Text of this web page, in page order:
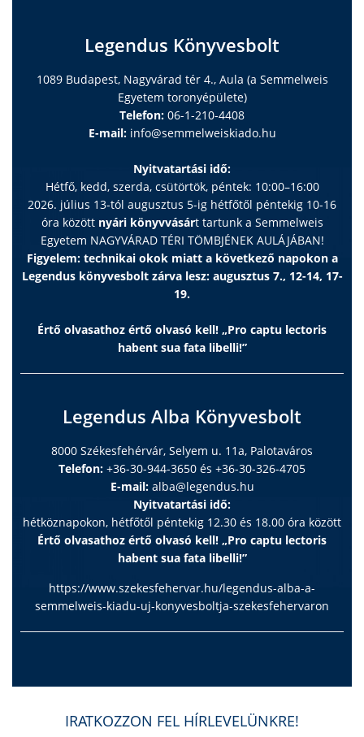
19. Vesebetegségek, húgyúti fertőzések (Dr. Kerti
Andrea, Dr. Máttyus István)
20. Cukorbetegség (Dr. Derzbach László, Dr. Körner Anna)
21. Nemi érés (Dr. Kun Renáta, Dr. Halász Zita)
22. Nemi szervek gyakori betegségei (Dr. Antal
Zsuzsanna, Dr. Kálmán Attila)
24. Koraszülöttek, csecsemők és kisgyermekek fejlődése
(Dr. Toldi Gergely, Dr. Felkai Mária)
25. Fejfájás (Dr. Farkas Kristóf, Dr. Farkas Viktor)
26. Görcsállapotok (Dr. Szeifert Lilla, Prof. Fogarasi
András)
27. Vérszegénység, vérzékenység és vérrögképződés (Dr.
Cseh Áron, Dr. Kovács Gábor, Dr. Rényi Imre)
28. Mellkasi fájdalom, szívzörejek, magas vérnyomás (Dr.
29. Elhízás (Dr. Derzbach László, Dr. Pásti Krisztina)
30. Viselkedészavarok, pszichiátriai sürgősség (Dr. Schuler
Zsófia, Dr. Gallai Mária)
Szombathelyi Mária)
32. Kancsalság, látászavarok (Dr. Jermendy Ágnes, Dr.
Maka Erika)
33. Bőrápolás, bőrgyógyászati kórképek gyermekkorban
(Dr. Malik Anikó, Dr. Kárpáti Sarolta)
34. Egészségmegőrzés (Dr. Lóth Szendile, Kiss Erika)
35. Védőoltások (Dr. Malik Anikó, Dr. Kulcsár Andrea)
36. Mérgezések (Dr. Vojcek Eszter, Dr. Almássy
Dr. Kassai Tamás)
38. Utazás gyermekkel (Dr. Andorka Csilla, Dr. Lódi Csaba)
39. Idegentest (Dr. Vajda Dorottya, Dr. Szentirmai Csaba)
Legendus Könyvesbolt
1089 Budapest, Nagyvárad tér 4., Aula (a Semmelweis
Egyetem toronyépülete)
Telefon: 06-1-210-4408
E-mail: info@semmelweiskiado.hu
Nyitvatartási idő:
Hétfő, kedd, szerda, csütörtök, péntek: 10:00–16:00
2026. július 13-tól augusztus 5-ig hétfőtől péntekig 10-16
óra között nyári könyvvásárt tartunk a Semmelweis
Egyetem NAGYVÁRAD TÉRI TÖMBJÉNEK AULÁJÁBAN!
Figyelem: technikai okok miatt a következő napokon a
Legendus könyvesbolt zárva lesz: augusztus 7., 12-14, 17-
19.
Értő olvasathoz értő olvasó kell! „Pro captu lectoris
habent sua fata libelli!”
Legendus Alba Könyvesbolt
8000 Székesfehérvár, Selyem u. 11a, Palotaváros
Telefon: +36-30-944-3650 és +36-30-326-4705
E-mail: alba@legendus.hu
Nyitvatartási idő:
hétköznapokon, hétfőtől péntekig 12.30 és 18.00 óra között
Értő olvasathoz értő olvasó kell! „Pro captu lectoris
habent sua fata libelli!”
https://www.szekesfehervar.hu/legendus-alba-a-
semmelweis-kiadu-uj-konyvesboltja-szekesfehervaron
IRATKOZZON FEL HÍRLEVELÜNKRE!